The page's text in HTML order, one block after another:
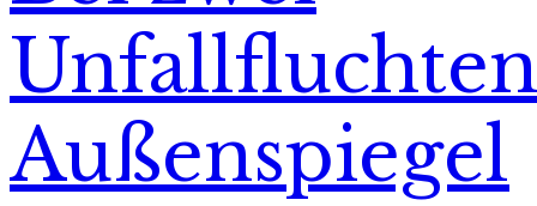
Unfallfluchten
Außenspiegel